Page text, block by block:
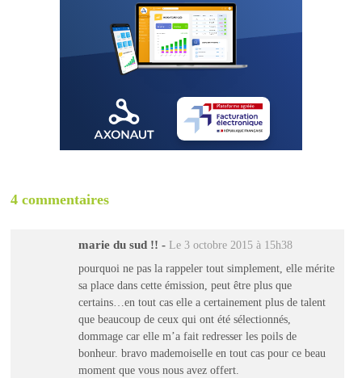
4 commentaires
marie du sud !! - Le 3 octobre 2015 à 15h38
pourquoi ne pas la rappeler tout simplement, elle mérite
sa place dans cette émission, peut être plus que
certains…en tout cas elle a certainement plus de talent
que beaucoup de ceux qui ont été sélectionnés,
dommage car elle m’a fait redresser les poils de
bonheur. bravo mademoiselle en tout cas pour ce beau
moment que vous nous avez offert.